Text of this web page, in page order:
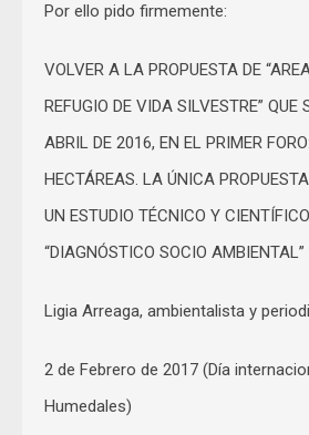
Por ello pido firmemente:
VOLVER A LA PROPUESTA DE
REFUGIO DE VIDA SILVESTRE” QUE
ABRIL DE 2016, EN EL PRIMER
HECTÁREAS. LA ÚNICA
UN ESTUDIO TÉCNICO Y
“DIAGNÓSTICO SOCIO
Ligia Arreaga, ambientalista y
2 de Febrero de 2017 (Día
Humedales)